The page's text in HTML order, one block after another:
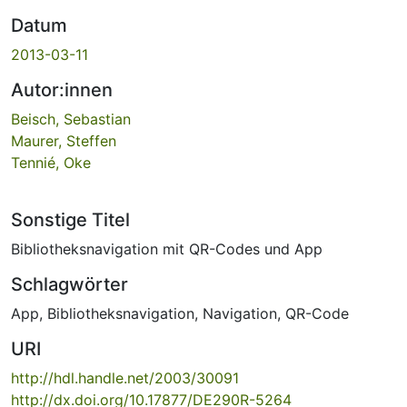
Datum
2013-03-11
Autor:innen
Beisch, Sebastian
Maurer, Steffen
Tennié, Oke
Sonstige Titel
Bibliotheksnavigation mit QR-Codes und App
Schlagwörter
App, Bibliotheksnavigation, Navigation, QR-Code
URI
http://hdl.handle.net/2003/30091
http://dx.doi.org/10.17877/DE290R-5264